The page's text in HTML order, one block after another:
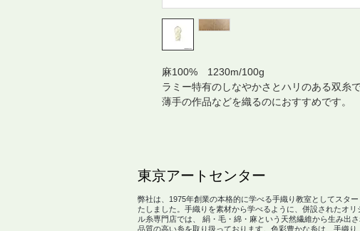
麻100% 1230m/100g
ラミー特有のしなやかさとハリのある双糸で
薄手の作品などを織るのにおすすめです。
​東京アートセンター
弊社は、1975年創業の本格的に学べる手織り教室としてスター
たしました。手織りを素材から学べるように、併設されたオリ
ル糸専門店では、 絹・毛・綿・麻という天然繊維から生み出
品質の高い糸を取り扱っております。色彩豊かな糸は、手織り